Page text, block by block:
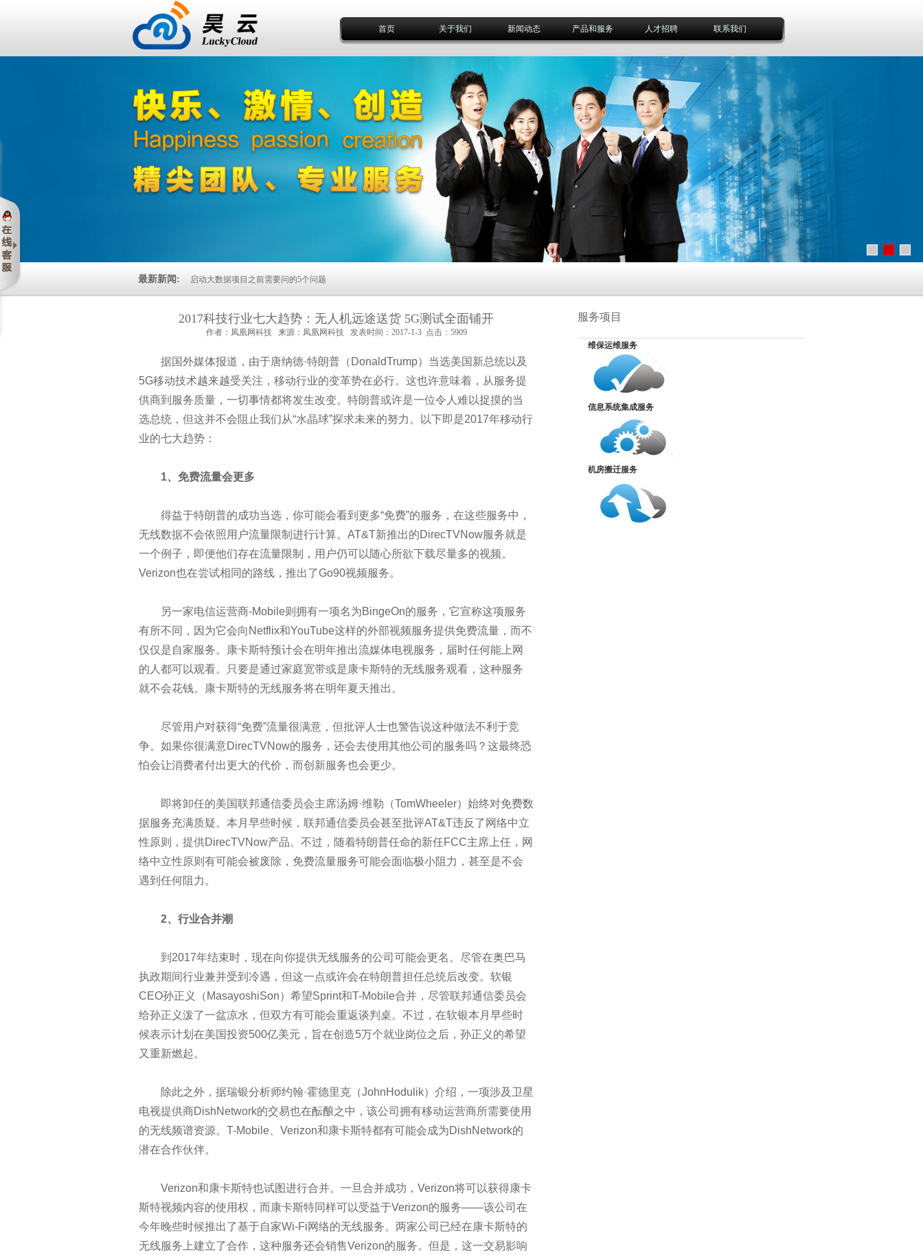
首页 关于我们 新闻动态 产品和服务 人才招聘 联系我们
最新新闻: 启动大数据项目之前需要问的5个问题
数据高端人才十一项全球最具权威的大数据资质认证
为什么大数据工程师会在2017年越过越滋润？
“新零售”的新能力
论数据中心运维工作的提升技巧
数据中心网络布线工程必备七大件
为什么我们不能再过度依赖网关了？
对象存储九大关键特征
人工智能会统治世界吗？马克思早就给出了回答
企业如何实现互联网+业务与IT的融合
PaaS是位好同志，但SaaS公司搞PaaS却不大靠谱
这是网络安全的基石：密码学2016大盘点
为何企业无法从数据科学中真正获得价值？
年关将至，历数今年悲催的宕机灾难
2017科技行业七大趋势：无人机远途送货 5G测试全面
CIO们的2017——5大领域4个技术将遭遇颠覆
大数据失败案例提醒：8个不能犯的错误
面对网络边界的迷失？在虚拟环境获得真实可视性是
马云乌镇演讲实录：未来30年是谁的天下？
2017科技行业七大趋势：无人机远途送货 5G测试全面铺开
作者：凤凰网科技 来源：凤凰网科技 发表时间：2017-1-3 点击：5909
据国外媒体报道，由于唐纳德·特朗普（DonaldTrump）当选美国新总统以及
5G移动技术越来越受关注，移动行业的变革势在必行。这也许意味着，从服务提
供商到服务质量，一切事情都将发生改变。特朗普或许是一位令人难以捉摸的当
选总统，但这并不会阻止我们从“水晶球”探求未来的努力。以下即是2017年移动行
业的七大趋势：
1、免费流量会更多
得益于特朗普的成功当选，你可能会看到更多“免费”的服务，在这些服务中，
无线数据不会依照用户流量限制进行计算。AT&T新推出的DirecTVNow服务就是
一个例子，即便他们存在流量限制，用户仍可以随心所欲下载尽量多的视频。
Verizon也在尝试相同的路线，推出了Go90视频服务。
另一家电信运营商-Mobile则拥有一项名为BingeOn的服务，它宣称这项服务
有所不同，因为它会向Netflix和YouTube这样的外部视频服务提供免费流量，而不
仅仅是自家服务。康卡斯特预计会在明年推出流媒体电视服务，届时任何能上网
的人都可以观看。只要是通过家庭宽带或是康卡斯特的无线服务观看，这种服务
就不会花钱。康卡斯特的无线服务将在明年夏天推出。
尽管用户对获得“免费”流量很满意，但批评人士也警告说这种做法不利于竞
争。如果你很满意DirecTVNow的服务，还会去使用其他公司的服务吗？这最终恐
怕会让消费者付出更大的代价，而创新服务也会更少。
即将卸任的美国联邦通信委员会主席汤姆·维勒（TomWheeler）始终对免费数
据服务充满质疑。本月早些时候，联邦通信委员会甚至批评AT&T违反了网络中立
性原则，提供DirecTVNow产品。不过，随着特朗普任命的新任FCC主席上任，网
络中立性原则有可能会被废除，免费流量服务可能会面临极小阻力，甚至是不会
遇到任何阻力。
2、行业合并潮
到2017年结束时，现在向你提供无线服务的公司可能会更名。尽管在奥巴马
执政期间行业兼并受到冷遇，但这一点或许会在特朗普担任总统后改变。软银
CEO孙正义（MasayoshiSon）希望Sprint和T-Mobile合并，尽管联邦通信委员会
给孙正义泼了一盆凉水，但双方有可能会重返谈判桌。不过，在软银本月早些时
候表示计划在美国投资500亿美元，旨在创造5万个就业岗位之后，孙正义的希望
又重新燃起。
除此之外，据瑞银分析师约翰·霍德里克（JohnHodulik）介绍，一项涉及卫星
电视提供商DishNetwork的交易也在酝酿之中，该公司拥有移动运营商所需要使用
的无线频谱资源。T-Mobile、Verizon和康卡斯特都有可能会成为DishNetwork的
潜在合作伙伴。
Verizon和康卡斯特也试图进行合并。一旦合并成功，Verizon将可以获得康卡
斯特视频内容的使用权，而康卡斯特同样可以受益于Verizon的服务——该公司在
今年晚些时候推出了基于自家Wi-Fi网络的无线服务。两家公司已经在康卡斯特的
无线服务上建立了合作，这种服务还会销售Verizon的服务。但是，这一交易影响
服务项目
维保运维服务
信息系统集成服务
机房搬迁服务